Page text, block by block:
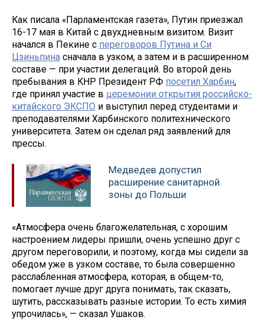
Как писала «Парламентская газета», Путин приезжал
16-17 мая в Китай с двухдневным визитом. Визит
начался в Пекине с переговоров Путина и Си
Цзиньпина сначала в узком, а затем и в расширенном
составе — при участии делегаций. Во второй день
пребывания в КНР Президент РФ посетил Харбин,
где принял участие в церемонии открытия российско-
китайского ЭКСПО и выступил перед студентами и
преподавателями Харбинского политехнического
университета. Затем он сделал ряд заявлений для
прессы.
Медведев допустил
расширение санитарной
зоны до Польши
«Атмосфера очень благожелательная, с хорошим
настроением лидеры пришли, очень успешно друг с
другом переговорили, и поэтому, когда мы сидели за
обедом уже в узком составе, то была совершенно
расслабленная атмосфера, которая, в общем-то,
помогает лучше друг друга понимать, так сказать,
шутить, рассказывать разные истории. То есть химия
упрочилась», — сказал Ушаков.